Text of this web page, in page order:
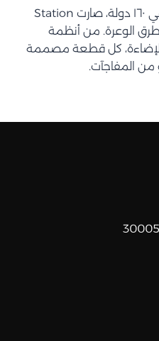
بأكثر من ٦٠ سنة خبرة وانتشار في ١٦٠ دولة، صارت Station
الوعرة. من أنظمة
والإضاءة، كل قطعة مصممة
من المفاجآت.